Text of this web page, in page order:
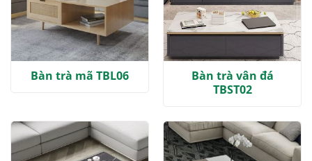
Bàn trà mã TBL06
Bàn trà vân đá
TBST02